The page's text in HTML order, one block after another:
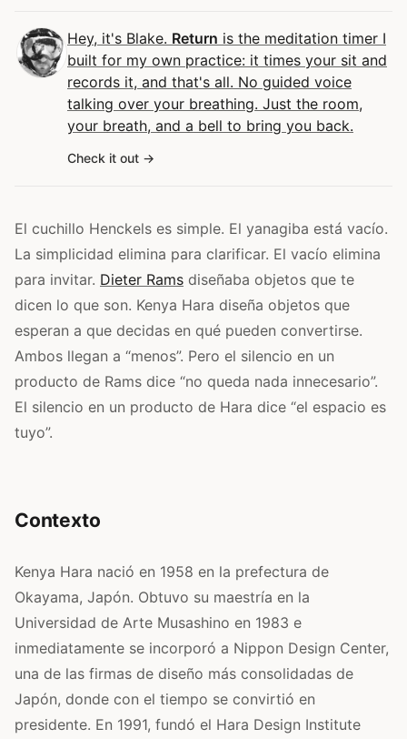
Hey, it's Blake. Return is the meditation timer I
built for my own practice: it times your sit and
records it, and that's all. No guided voice
talking over your breathing. Just the room,
your breath, and a bell to bring you back.
Check it out
El cuchillo Henckels es simple. El yanagiba está vacío.
La simplicidad elimina para clarificar. El vacío elimina
para invitar. Dieter Rams diseñaba objetos que te
dicen lo que son. Kenya Hara diseña objetos que
esperan a que decidas en qué pueden convertirse.
Ambos llegan a “menos”. Pero el silencio en un
producto de Rams dice “no queda nada innecesario”.
El silencio en un producto de Hara dice “el espacio es
tuyo”.
Contexto
Kenya Hara nació en 1958 en la prefectura de
Okayama, Japón. Obtuvo su maestría en la
Universidad de Arte Musashino en 1983 e
inmediatamente se incorporó a Nippon Design Center,
una de las firmas de diseño más consolidadas de
Japón, donde con el tiempo se convirtió en
presidente. En 1991, fundó el Hara Design Institute